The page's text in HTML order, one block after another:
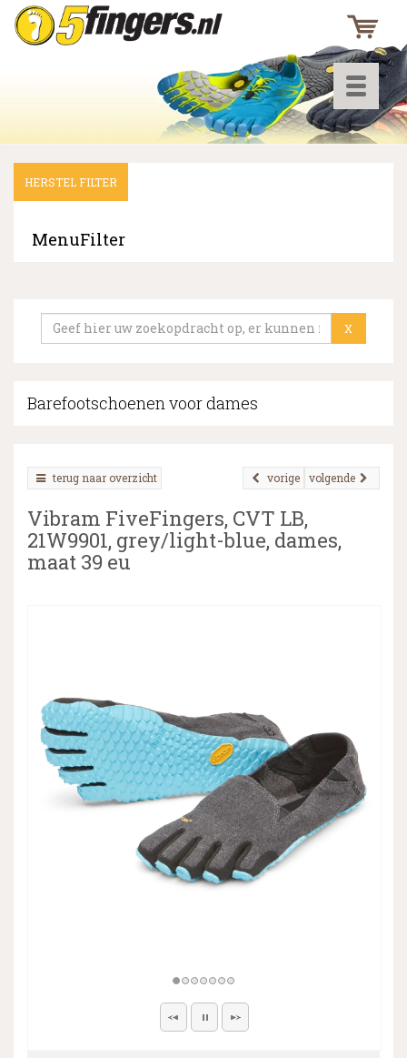
Toggle
▼
▼
HERSTEL FILTER
MenuFilter
X
Barefootschoenen voor dames
terug naar overzicht volgende
vorige
Vibram FiveFingers, CVT LB,
21W9901, grey/light-blue, dames,
maat 39 eu